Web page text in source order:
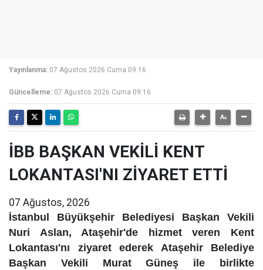
Yayınlanma: 07 Ağustos 2026 Cuma 09:16
Güncelleme: 07 Ağustos 2026 Cuma 09:16
İBB BAŞKAN VEKİLİ KENT
LOKANTASI'NI ZİYARET ETTİ
07 Ağustos, 2026
İstanbul Büyükşehir Belediyesi Başkan Vekili
Nuri Aslan, Ataşehir'de hizmet veren Kent
Lokantası'nı ziyaret ederek Ataşehir Belediye
Başkan Vekili Murat Güneş ile birlikte